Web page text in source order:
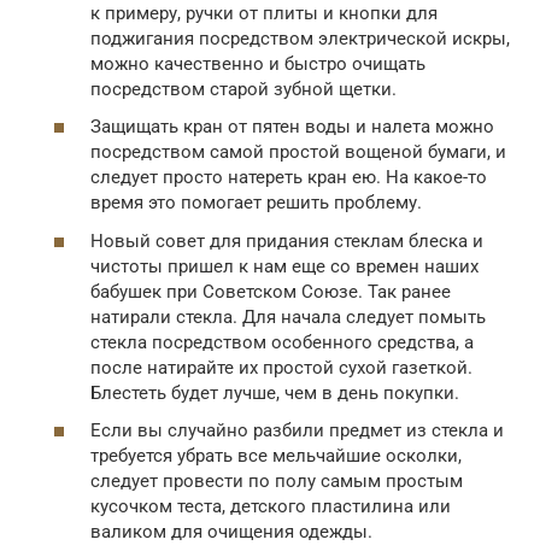
к примеру, ручки от плиты и кнопки для
поджигания посредством электрической искры,
можно качественно и быстро очищать
посредством старой зубной щетки.
Защищать кран от пятен воды и налета можно
посредством самой простой вощеной бумаги, и
следует просто натереть кран ею. На какое-то
время это помогает решить проблему.
Новый совет для придания стеклам блеска и
чистоты пришел к нам еще со времен наших
бабушек при Советском Союзе. Так ранее
натирали стекла. Для начала следует помыть
стекла посредством особенного средства, а
после натирайте их простой сухой газеткой.
Блестеть будет лучше, чем в день покупки.
Если вы случайно разбили предмет из стекла и
требуется убрать все мельчайшие осколки,
следует провести по полу самым простым
кусочком теста, детского пластилина или
валиком для очищения одежды.